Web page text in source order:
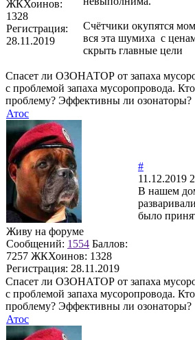
ЖКХоинов:
1328
Регистрация:
28.11.2019
Счётчики окупятся
вся эта шумиха с
скрыть главные цели
Спасет ли ОЗОНАТОР от запаха
с проблемой запаха мусоропровода.
проблему? Эффективны ли озонаторы?
Атос
Живу на форуме
Сообщений: 1554 Баллов:
7257 ЖКХоинов: 1328
Регистрация: 28.11.2019
#
11.12.2019
В нашем
было
Спасет ли ОЗОНАТОР от запаха
с проблемой запаха мусоропровода.
проблему? Эффективны ли озонаторы?
Атос